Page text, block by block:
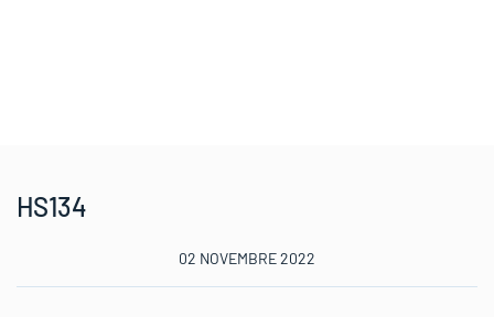
HS134
02 NOVEMBRE 2022